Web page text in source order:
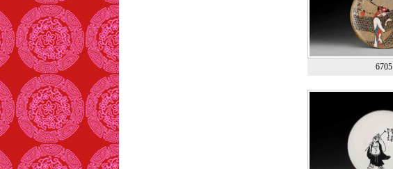
6705